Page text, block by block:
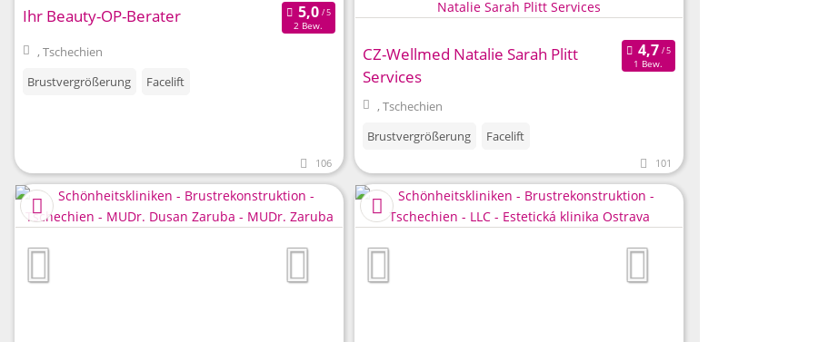
Ihr Beauty-OP-Berater
2 Bew.
, Tschechien
Brustvergrößerung
Facelift
106
CZ-Wellmed Natalie Sarah Plitt
Services
1 Bew.
, Tschechien
Brustvergrößerung
Facelift
101